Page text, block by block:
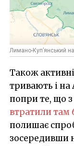
Лимано-Куп’янський
Також активні
тривають і
попри те, що
втратили там
полишає
зосередивши